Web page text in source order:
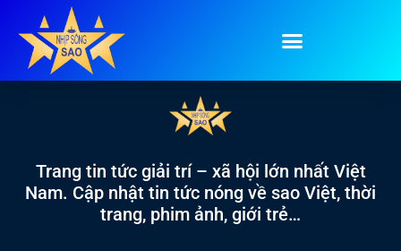
Tag:8/3
Trang tin tức giải trí – xã hội lớn nhất Việt
Nam. Cập nhật tin tức nóng về sao Việt, thời
trang, phim ảnh, giới trẻ…